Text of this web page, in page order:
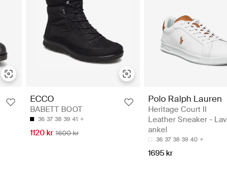
ECCO
BABETT BOOT
36 37 38 39 41
1120 kr 1600 kr
Polo Ralph Lauren
Heritage Court II
Leather Sneaker - Lav
ankel
36 37 38 39 40
1695 kr